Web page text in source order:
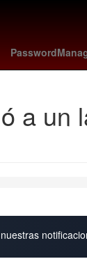
cavaliers -
a un